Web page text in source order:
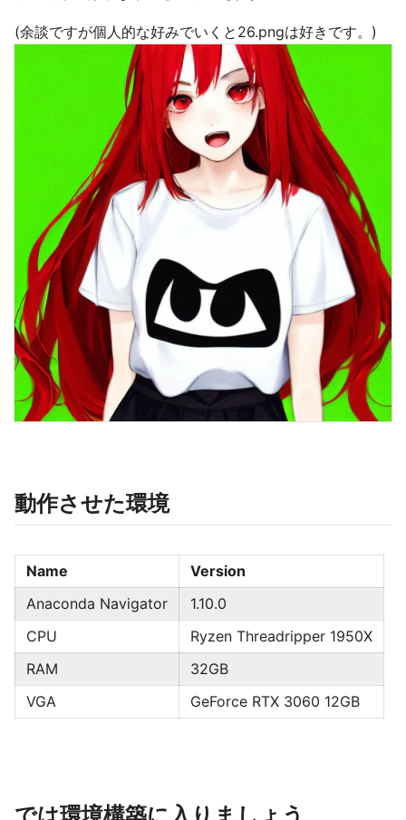
(余談ですが個人的な好みでいくと26.pngは好きです。)
動作させた環境
Name
Version
Anaconda Navigator
1.10.0
CPU
Ryzen Threadripper 1950X
RAM
32GB
VGA
GeForce RTX 3060 12GB